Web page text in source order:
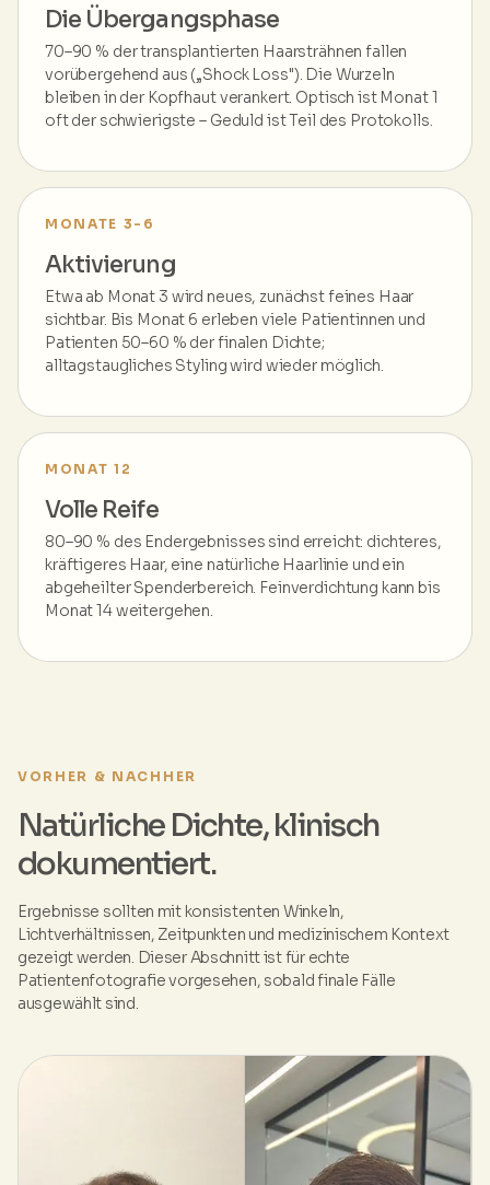
Die Übergangsphase
70–90 % der transplantierten Haarsträhnen fallen
vorübergehend aus („Shock Loss"). Die Wurzeln
bleiben in der Kopfhaut verankert. Optisch ist Monat 1
oft der schwierigste – Geduld ist Teil des Protokolls.
MONATE 3-6
Aktivierung
Etwa ab Monat 3 wird neues, zunächst feines Haar
sichtbar. Bis Monat 6 erleben viele Patientinnen und
Patienten 50–60 % der finalen Dichte;
alltagstaugliches Styling wird wieder möglich.
MONAT 12
Volle Reife
80–90 % des Endergebnisses sind erreicht: dichteres,
kräftigeres Haar, eine natürliche Haarlinie und ein
abgeheilter Spenderbereich. Feinverdichtung kann bis
Monat 14 weitergehen.
VORHER & NACHHER
Natürliche Dichte, klinisch
dokumentiert.
Ergebnisse sollten mit konsistenten Winkeln,
Lichtverhältnissen, Zeitpunkten und medizinischem Kontext
gezeigt werden. Dieser Abschnitt ist für echte
Patientenfotografie vorgesehen, sobald finale Fälle
ausgewählt sind.